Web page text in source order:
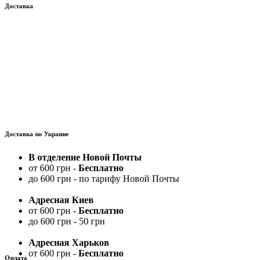
Доставка
Доставка по Украине
В отделение Новой Почты
от 600 грн - Бесплатно
до 600 грн - по тарифу Новой Почты
Адресная Киев
от 600 грн - Бесплатно
до 600 грн - 50 грн
Адресная Харьков
от 600 грн - Бесплатно
Оплата